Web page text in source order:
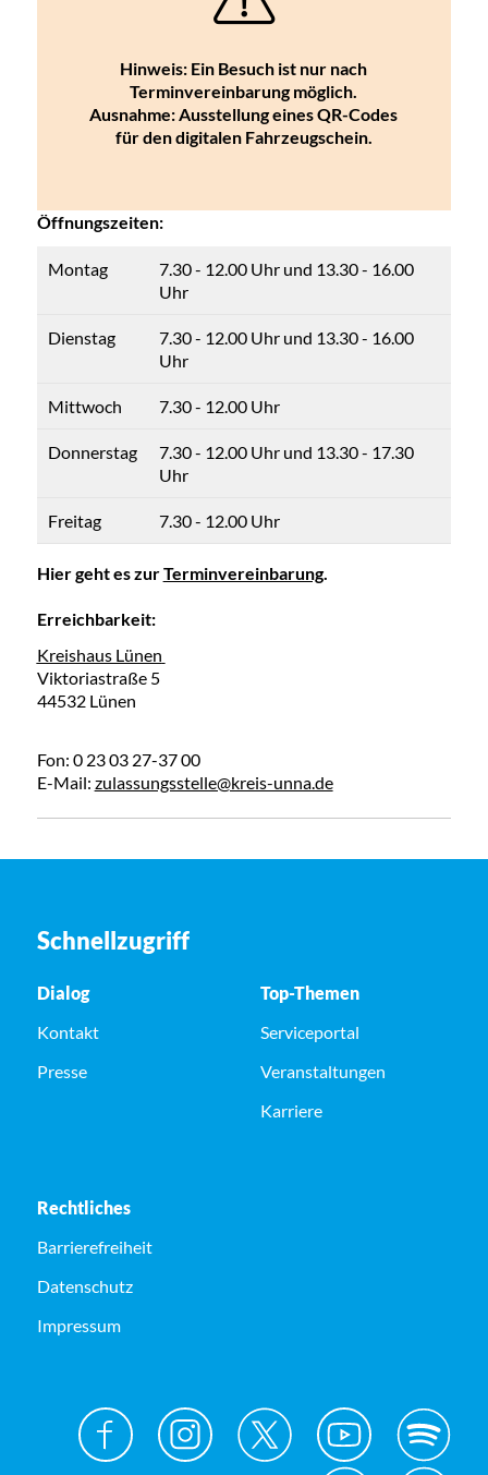
Hinweis: Ein Besuch ist nur nach
Terminvereinbarung möglich.
Ausnahme: Ausstellung eines QR-Codes
für den digitalen Fahrzeugschein.
Öffnungszeiten:
Montag
7.30 - 12.00 Uhr und 13.30 - 16.00
Uhr
Dienstag
7.30 - 12.00 Uhr und 13.30 - 16.00
Uhr
Mittwoch 7.30 - 12.00 Uhr
Donnerstag
7.30 - 12.00 Uhr und 13.30 - 17.30
Uhr
Freitag 7.30 - 12.00 Uhr
Hier geht es zurTerminvereinbarung.
Erreichbarkeit:
Kreishaus Lünen
Viktoriastraße 5
44532 Lünen
Fon: 0 23 03 27-37 00
E-Mail: zulassungsstelle@kreis-unna.de
Schnellzugriff
Dialog
Kontakt
Presse
Top-Themen
Serviceportal
Veranstaltungen
Karriere
Rechtliches
Barrierefreiheit
Datenschutz
Impressum